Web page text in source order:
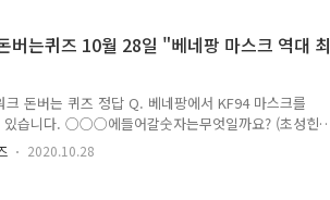
의 아르기닌 함량을 보유 하고 있습니다. 여기서 OO
요? (힌트:숫자) 정답은 [ 16 ] Q. 닥터스픽은 의사의
품질보증..
버는퀴즈 10월 28일 "베네팡 마스크 역대 최
돈버는 퀴즈 정답 Q. 베네팡에서 KF94 마스크를
습니다. ○○○에들어갈숫자는무엇일까요? (초성힌
디인 황사 마스크는 1초에 O개씩 판매됩니다. O에
? 정답은 [ 3 ] Q. 아이를 위한 소형 마스크 이름은 굿
2020.10.28